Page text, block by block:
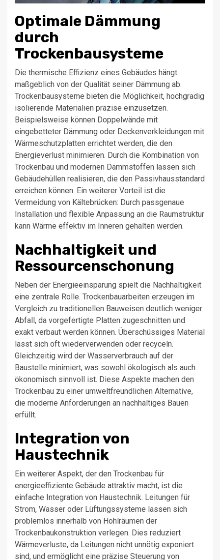
Optimale Dämmung
durch
Trockenbausysteme
Die thermische Effizienz eines Gebäudes hängt
maßgeblich von der Qualität seiner Dämmung ab.
Trockenbausysteme bieten die Möglichkeit, hochgradig
isolierende Materialien präzise einzusetzen.
Beispielsweise können Doppelwände mit
eingebetteter Dämmung oder Deckenverkleidungen mit
Wärmeschutzplatten errichtet werden, die den
Energieverlust minimieren. Durch die Kombination von
Trockenbau und modernen Dämmstoffen lassen sich
Gebäudehüllen realisieren, die den Passivhausstandard
erreichen können. Ein weiterer Vorteil ist die
Vermeidung von Kältebrücken: Durch passgenaue
Installation und flexible Anpassung an die Raumstruktur
kann Wärme effektiv im Inneren gehalten werden.
Nachhaltigkeit und
Ressourcenschonung
Neben der Energieeinsparung spielt die Nachhaltigkeit
eine zentrale Rolle. Trockenbauarbeiten erzeugen im
Vergleich zu traditionellen Bauweisen deutlich weniger
Abfall, da vorgefertigte Platten zugeschnitten und
exakt verbaut werden können. Überschüssiges Material
lässt sich oft wiederverwenden oder recyceln.
Gleichzeitig wird der Wasserverbrauch auf der
Baustelle minimiert, was sowohl ökologisch als auch
ökonomisch sinnvoll ist. Diese Aspekte machen den
Trockenbau zu einer umweltfreundlichen Alternative,
die moderne Anforderungen an nachhaltiges Bauen
erfüllt.
Integration von
Haustechnik
Ein weiterer Aspekt, der den Trockenbau für
energieeffiziente Gebäude attraktiv macht, ist die
einfache Integration von Haustechnik. Leitungen für
Strom, Wasser oder Lüftungssysteme lassen sich
problemlos innerhalb von Hohlräumen der
Trockenbaukonstruktion verlegen. Dies reduziert
Wärmeverluste, da Leitungen nicht unnötig exponiert
sind, und ermöglicht eine präzise Steuerung von